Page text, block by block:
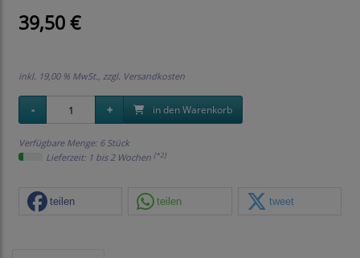
39,50 €
inkl. 19,00 % MwSt., zzgl. Versandkosten
in den Warenkorb
Verfügbare Menge: 6 Stück
Lieferzeit: 1 bis 2 Wochen [*2]
teilen teilen tweet